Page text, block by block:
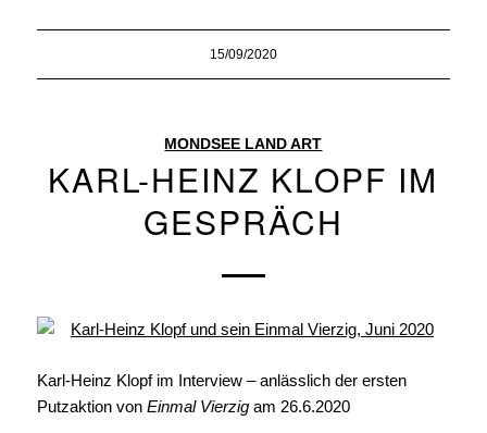
15/09/2020
MONDSEE LAND ART
KARL-HEINZ KLOPF IM
GESPRÄCH
Karl-Heinz Klopf im Interview – anlässlich der ersten
Putzaktion von Einmal Vierzig am 26.6.2020